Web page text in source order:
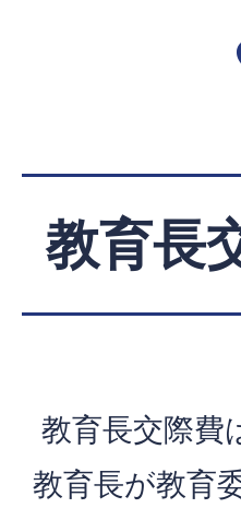
教育長
教育長交際費
教育長が教育